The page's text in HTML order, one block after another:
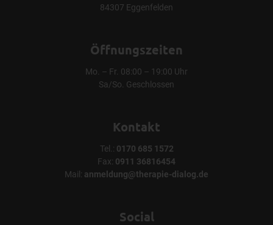
84307 Eggenfelden
Öffnungszeiten
Mo. – Fr. 08:00 – 19:00 Uhr
Sa/So. Geschlossen
Kontakt
Tel.: 0170 685 1572
Fax: 0911 36816454
Mail: anmeldung@therapie-dialog.de
Social